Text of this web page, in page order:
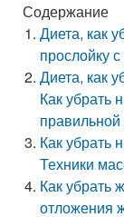
Содержание
Диета, как
прослойку
Диета, как
Как убрать
Как убрать
Техники
Как убрать
отложения